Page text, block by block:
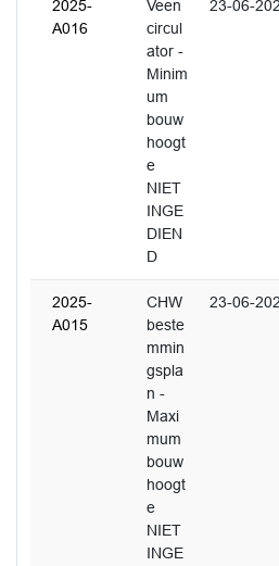
2025-
A016
Veen
circul
ator -
Minim
um
bouw
hoogt
e
NIET
INGE
DIEN
D
23-06-
2025-
A015
CHW
beste
mmin
gspla
n -
Maxi
mum
bouw
hoogt
e
NIET
INGE
23-06-